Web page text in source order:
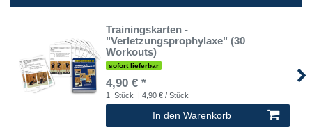
Trainingskarten -
"Verletzungsprophylaxe" (30
Workouts)
sofort lieferbar
4,90 € *
1 Stück | 4,90 € / Stück
In den Warenkorb